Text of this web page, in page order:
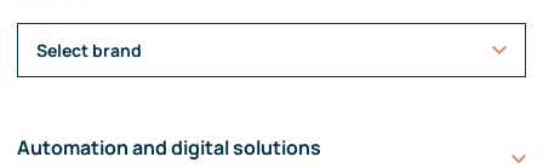
Select brand
Automation and digital solutions